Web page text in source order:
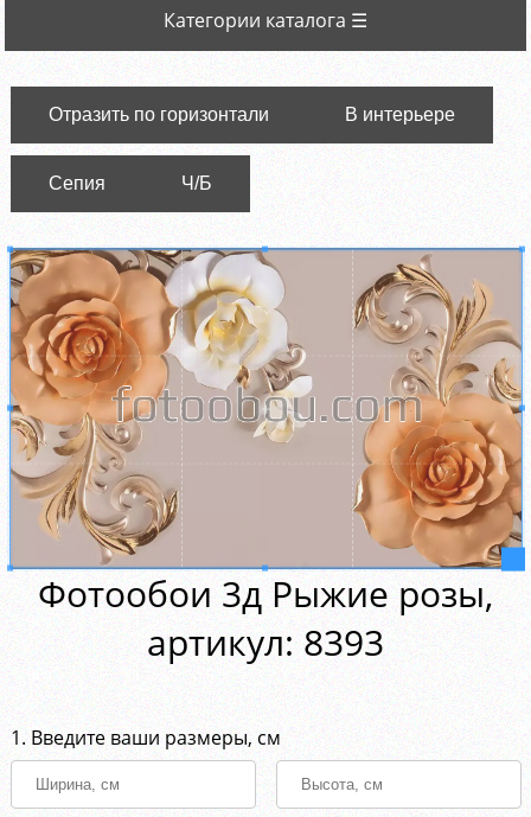
Категории каталога ☰
Отразить по горизонтали В интерьере
Сепия Ч/Б
Фотообои 3д Рыжие розы,
aртикул: 8393
1. Введите ваши размеры, см